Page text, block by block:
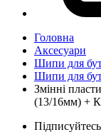
Головна
Аксесуари
Шипи для
Шипи для
Змінні
(13/16мм) +